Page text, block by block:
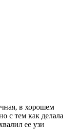
в хорошем
с тем как делала
ее узи